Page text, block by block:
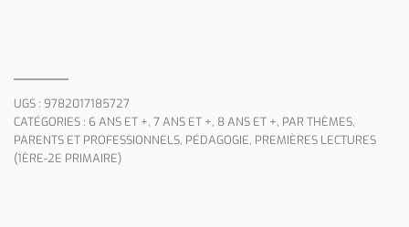
UGS : 9782017185727
CATÉGORIES : 6 ANS ET +, 7 ANS ET +, 8 ANS ET +, PAR THÈMES,
PARENTS ET PROFESSIONNELS, PÉDAGOGIE, PREMIÈRES LECTURES
(1ÈRE-2E PRIMAIRE)